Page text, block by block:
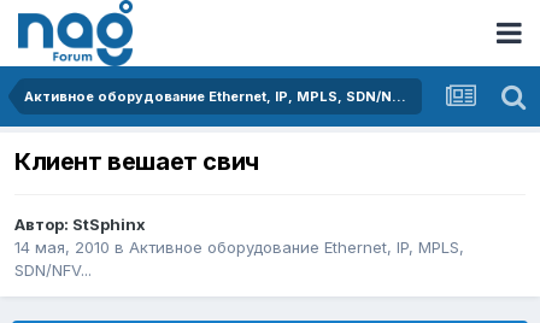
Активное оборудование Ethernet, IP, MPLS, SDN/NFV...
Клиент вешает свич
Автор: StSphinx
14 мая, 2010 в Активное оборудование Ethernet, IP, MPLS,
SDN/NFV...